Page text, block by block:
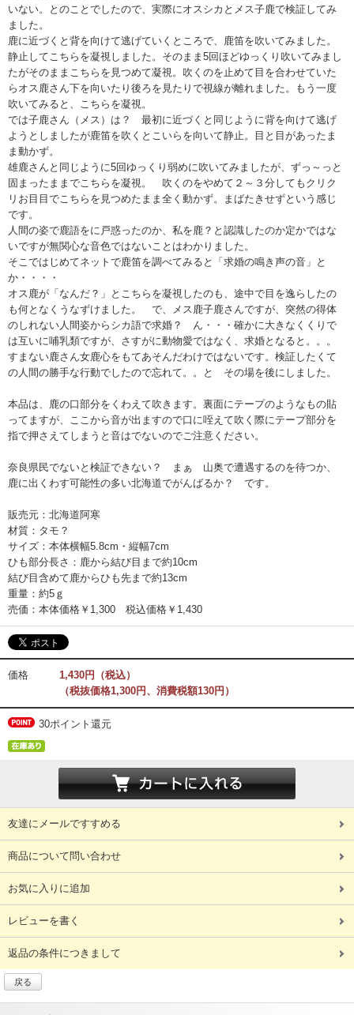
いない。とのことでしたので、実際にオスシカとメス子鹿で検証してみ
ました。
鹿に近づくと背を向けて逃げていくところで、鹿笛を吹いてみました。
静止してこちらを凝視しました。そのまま5回ほどゆっくり吹いてみまし
たがそのままこちらを見つめて凝視。吹くのを止めて目を合わせていた
らオス鹿さん下を向いたり後ろを見たりで視線が離れました。もう一度
吹いてみると、こちらを凝視。
では子鹿さん（メス）は？ 最初に近づくと同じように背を向けて逃げ
ようとしましたが鹿笛を吹くとこいらを向いて静止。目と目があったま
ま動かず。
雄鹿さんと同じように5回ゆっくり弱めに吹いてみましたが、ずっ～っと
固まったままでこちらを凝視。 吹くのをやめて２～３分してもクリク
リお目目でこちらを見つめたまま全く動かず。まばたきせずという感じ
です。
人間の姿で鹿語をに戸惑ったのか、私を鹿？と認識したのか定かではな
いですが無関心な音色ではないことはわかりました。
そこではじめてネットで鹿笛を調べてみると「求婚の鳴き声の音」と
か・・・・
オス鹿が「なんだ？」とこちらを凝視したのも、途中で目を逸らしたの
も何となくうなずけました。 で、メス鹿子鹿さんですが、突然の得体
のしれない人間姿からシカ語で求婚？ ん・・・確かに大きなくくりで
は互いに哺乳類ですが、さすがに動物愛ではなく、求婚となると。。。
すまない鹿さん女鹿心をもてあそんだわけではないです。検証したくて
の人間の勝手な行動でしたので忘れて。。と その場を後にしました。
本品は、鹿の口部分をくわえて吹きます。裏面にテープのようなもの貼
ってますが、ここから音が出ますので口に咥えて吹く際にテープ部分を
指で押さえてしまうと音はでないのでご注意ください。
奈良県民でないと検証できない？ まぁ 山奥で遭遇するのを待つか、
鹿に出くわす可能性の多い北海道でがんばるか？ です。
販売元：北海道阿寒
材質：タモ？
サイズ：本体横幅5.8cm・縦幅7cm
ひも部分長さ：鹿から結び目まで約10cm
結び目含めて鹿からひも先まで約13cm
重量：約5ｇ
売価：本体価格￥1,300 税込価格￥1,430
価格
1,430円（税込）
（税抜価格1,300円、消費税額130円）
30ポイント還元
友達にメールですすめる
商品について問い合わせ
お気に入りに追加
レビューを書く
返品の条件につきまして
戻る